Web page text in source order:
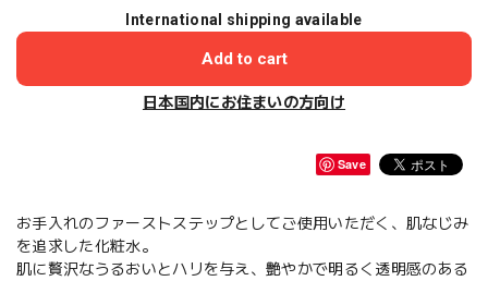
International shipping available
Add to cart
日本国内にお住まいの方向け
Save
お手入れのファーストステップとしてご使用いただく、肌なじみ
を追求した化粧水。
肌に贅沢なうるおいとハリを与え、艶やかで明るく透明感のある